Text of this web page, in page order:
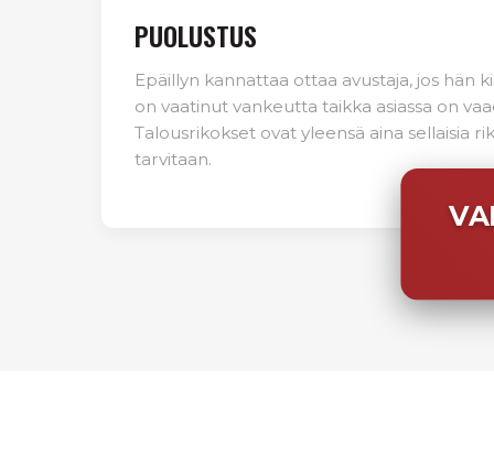
PUOLUSTUS
Epäillyn kannattaa ottaa avustaja, jos hän
on vaatinut vankeutta taikka asiassa on
Talousrikokset ovat yleensä aina sellaisia
tarvitaan.